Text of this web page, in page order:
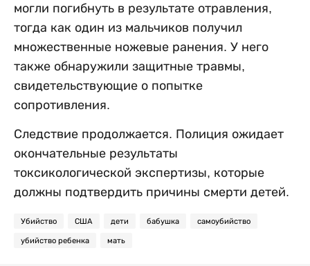
могли погибнуть в результате отравления,
тогда как один из мальчиков получил
множественные ножевые ранения. У него
также обнаружили защитные травмы,
свидетельствующие о попытке
сопротивления.
Следствие продолжается. Полиция ожидает
окончательные результаты
токсикологической экспертизы, которые
должны подтвердить причины смерти детей.
Убийство США дети бабушка самоубийство
убийство ребенка мать